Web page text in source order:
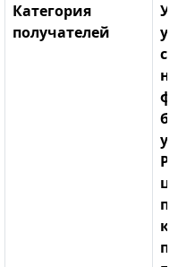
Категория
получателей